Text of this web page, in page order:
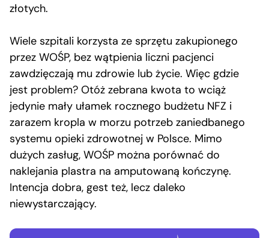
złotych.
Wiele szpitali korzysta ze sprzętu zakupionego
przez WOŚP, bez wątpienia liczni pacjenci
zawdzięczają mu zdrowie lub życie. Więc gdzie
jest problem? Otóż zebrana kwota to wciąż
jedynie mały ułamek rocznego budżetu NFZ i
zarazem kropla w morzu potrzeb zaniedbanego
systemu opieki zdrowotnej w Polsce. Mimo
dużych zasług, WOŚP można porównać do
naklejania plastra na amputowaną kończynę.
Intencja dobra, gest też, lecz daleko
niewystarczający.